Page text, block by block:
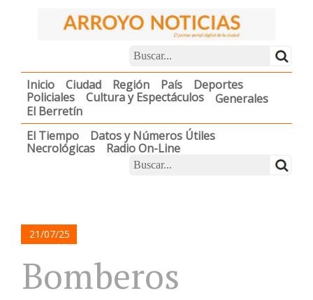
Inicio Ciudad Región País
Deportes
Policiales
Cultura y Espectáculos
Generales
El Berretín
El Tiempo
Datos y Números Útiles
Necrológicas
Radio On-Line
21/07/25
Bomberos